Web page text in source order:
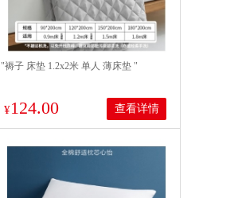
"褥子 床垫 1.2x2米 单人 薄床垫 "
¥124.00 查看详情